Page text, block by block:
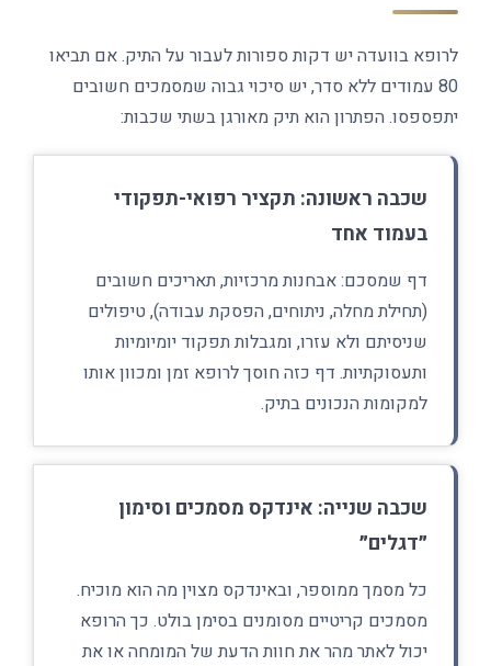
לרופא בוועדה יש דקות ספורות לעבור על התיק. אם תביאו
80 עמודים ללא סדר, יש סיכוי גבוה שמסמכים חשובים
יתפספסו. הפתרון הוא תיק מאורגן בשתי שכבות:
שכבה ראשונה: תקציר רפואי-תפקודי
בעמוד אחד
דף שמסכם: אבחנות מרכזיות, תאריכים חשובים
(תחילת מחלה, ניתוחים, הפסקת עבודה), טיפולים
שניסיתם ולא עזרו, ומגבלות תפקוד יומיומיות
ותעסוקתיות. דף כזה חוסך לרופא זמן ומכוון אותו
למקומות הנכונים בתיק.
שכבה שנייה: אינדקס מסמכים וסימון
״דגלים״
כל מסמך ממוספר, ובאינדקס מצוין מה הוא מוכיח.
מסמכים קריטיים מסומנים בסימן בולט. כך הרופא
יכול לאתר מהר את חוות הדעת של המומחה או את